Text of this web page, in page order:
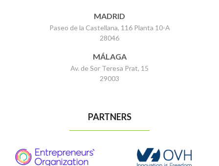
MADRID
Paseo de la Castellana, 116 Planta 10-A
28046
MÁLAGA
Av. de Sor Teresa Prat, 15
29003
PARTNERS